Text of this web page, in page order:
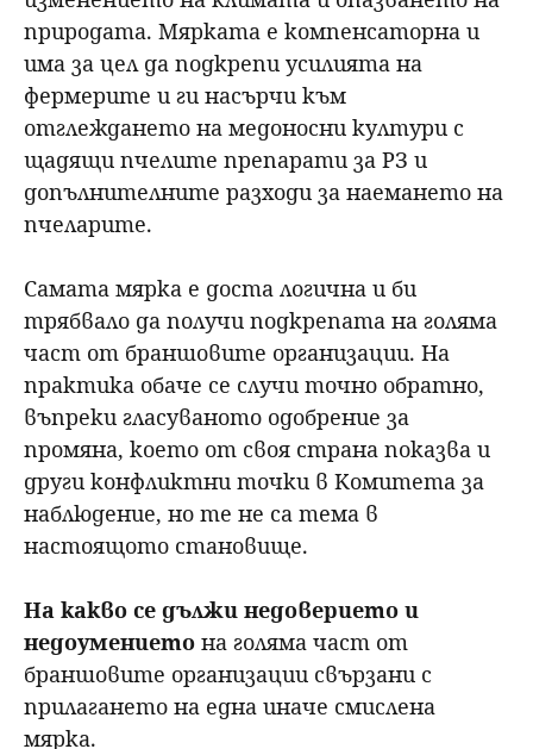
природата. Мярката е компенсаторна и
има за цел да подкрепи усилията на
фермерите и ги насърчи към
отглеждането на медоносни култури с
щадящи пчелите препарати за РЗ и
допълнителните разходи за наемането на
пчеларите.
Самата мярка е доста логична и би
трябвало да получи подкрепата на голяма
част от браншовите организации. На
практика обаче се случи точно обратно,
въпреки гласуваното одобрение за
промяна, което от своя страна показва и
други конфликтни точки в Комитета за
наблюдение, но те не са тема в
настоящото становище.
На какво се дължи недоверието и
недоумението на голяма част от
браншовите организации свързани с
прилагането на една иначе смислена
мярка.